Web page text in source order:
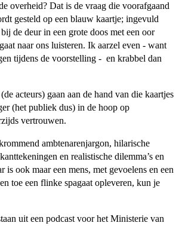
overheid? Dat is de vraag die voorafgaand
gesteld op een blauw kaartje; ingevuld
de deur in een grote doos met een oor
naar ons luisteren. Ik aarzel even - want
tijdens de voorstelling - en krabbel dan
acteurs) gaan aan de hand van die kaartjes
(het publiek dus) in de hoop op
vertrouwen.
ambtenarenjargon, hilarische
en realistische dilemma’s en
is ook maar een mens, met gevoelens en een
toe een flinke spagaat opleveren, kun je
uit een podcast voor het Ministerie van